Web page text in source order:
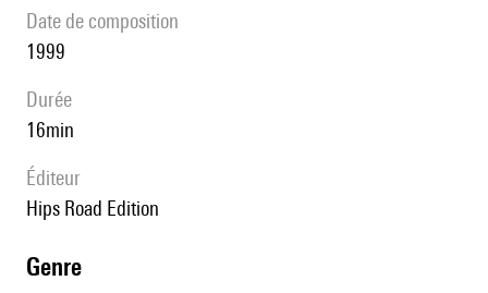
date de composition
1999
durée
16min
éditeur
Hips Road Edition
genre